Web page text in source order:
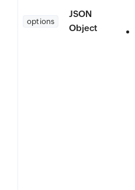
options
JSON
Object